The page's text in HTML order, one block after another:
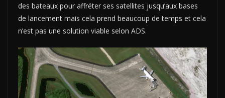
des bateaux pour affréter ses satellites jusqu’aux bases
de lancement mais cela prend beaucoup de temps et cela
n’est pas une solution viable selon ADS.